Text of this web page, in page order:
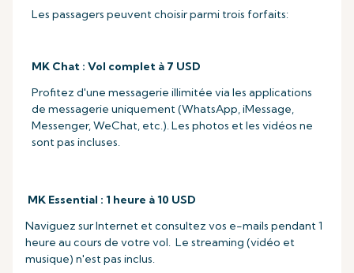
Les passagers peuvent choisir parmi trois forfaits:
MK Chat : Vol complet à 7 USD
Profitez d'une messagerie illimitée via les applications
de messagerie uniquement (WhatsApp, iMessage,
Messenger, WeChat, etc.). Les photos et les vidéos ne
sont pas incluses.
MK Essential : 1 heure à 10 USD
Naviguez sur Internet et consultez vos e-mails pendant 1
heure au cours de votre vol. Le streaming (vidéo et
musique) n'est pas inclus.